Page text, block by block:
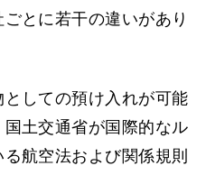
とに若干の違いがあり
しての預け入れが可能
土交通省が国際的なル
航空法および関係規則